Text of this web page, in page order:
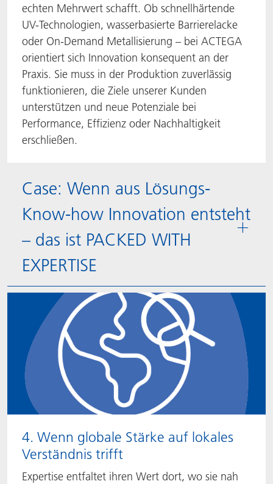
echten Mehrwert schafft. Ob schnellhärtende
UV-Technologien, wasserbasierte Barrierelacke
oder On-Demand Metallisierung – bei ACTEGA
orientiert sich Innovation konsequent an der
Praxis. Sie muss in der Produktion zuverlässig
funktionieren, die Ziele unserer Kunden
unterstützen und neue Potenziale bei
Performance, Effizienz oder Nachhaltigkeit
erschließen.
Case: Wenn aus Lösungs-
Know-how Innovation entsteht
– das ist PACKED WITH
EXPERTISE
4. Wenn globale Stärke auf lokales
Verständnis trifft
Expertise entfaltet ihren Wert dort, wo sie nah